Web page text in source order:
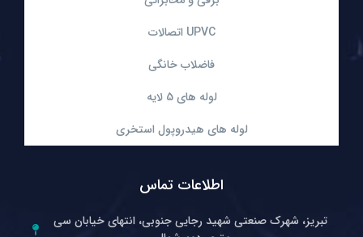
اتصالات UPVC
فاضلاب خانگی
لوله های 5 لایه
لوله های هیدروپول استخری
اطلاعات تماس
تبریز، شهرک صنعتی شهید رجایی جنوبی، انتهای خیابان سی‌